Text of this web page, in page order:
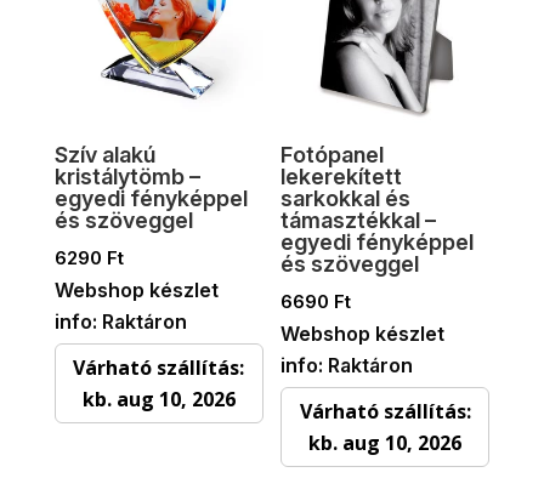
Szív alakú
kristálytömb –
egyedi fényképpel
és szöveggel
6290 Ft
Webshop készlet
info: Raktáron
Várható szállítás:
kb. aug 10, 2026
Fotópanel
lekerekített
sarkokkal és
támasztékkal –
egyedi fényképpel
és szöveggel
6690 Ft
Webshop készlet
info: Raktáron
Várható szállítás:
kb. aug 10, 2026